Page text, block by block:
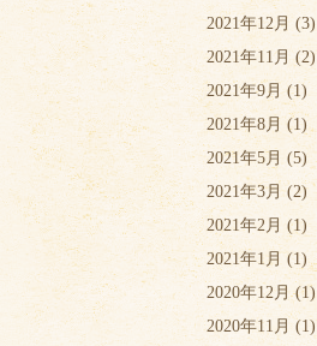
2021年12月 (3)
2021年11月 (2)
2021年9月 (1)
2021年8月 (1)
2021年5月 (5)
2021年3月 (2)
2021年2月 (1)
2021年1月(1)
2020年12月 (1)
2020年11月 (1)